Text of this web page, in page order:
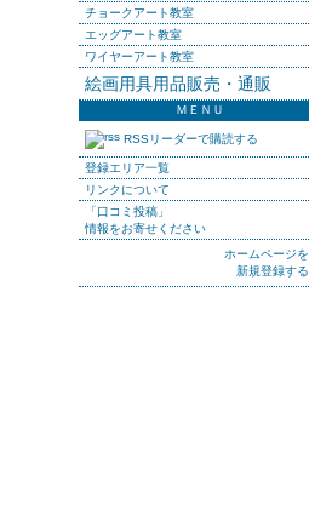
チョークアート教室
エッグアート教室
ワイヤーアート教室
絵画用具用品販売・通販
ＭＥＮＵ
RSSリーダーで購読する
登録エリア一覧
リンクについて
「口コミ投稿」
情報をお寄せください
ホームページを
新規登録する